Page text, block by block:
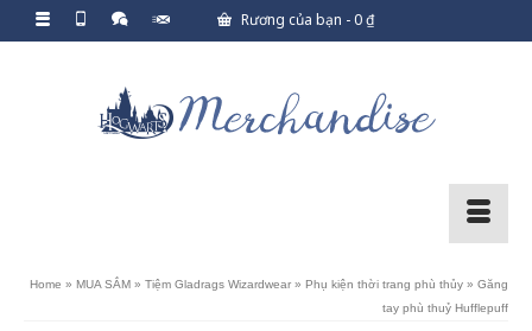
Rương của bạn -0₫
Home » MUA SẮM » Tiệm Gladrags Wizardwear » Phụ kiện thời trang phù thủy » Găng
tay phù thuỷ Hufflepuff